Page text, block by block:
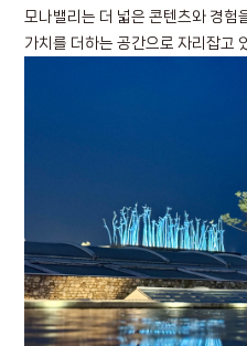
모나밸리는 더 넓은 콘텐츠와 경험
가치를 더하는 공간으로 자리잡고